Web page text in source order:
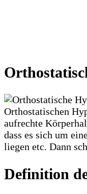
Orthostatischen
aufrechte
dass es sich um
liegen etc. Dann
Definition